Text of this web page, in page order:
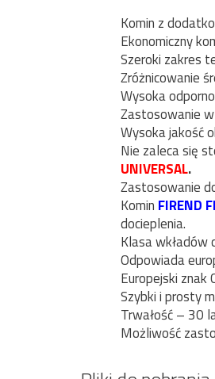
Komin z
Ekonomiczny
Szeroki zakres
Zróżnicowanie
Wysoka
Zastosowanie
Wysoka jakość
Nie zaleca się
UNIVERSAL.
Zastosowanie
Komin FIREND
docieplenia.
Klasa wkładów
Odpowiada
Europejski znak
Szybki i prosty
Trwałość – 30
Możliwość